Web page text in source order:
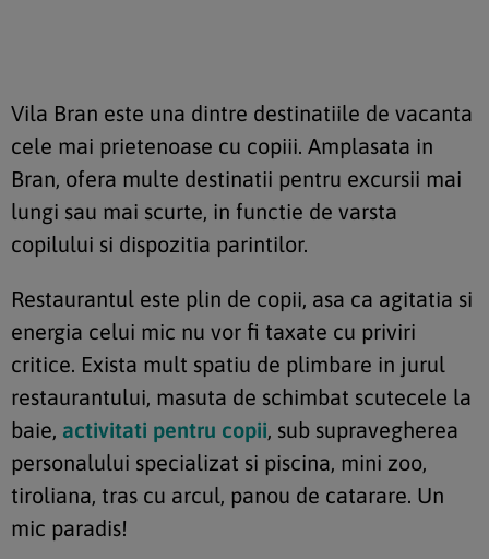
Vila Bran este una dintre destinatiile de vacanta
cele mai prietenoase cu copiii. Amplasata in
Bran, ofera multe destinatii pentru excursii mai
lungi sau mai scurte, in functie de varsta
copilului si dispozitia parintilor.
Restaurantul este plin de copii, asa ca agitatia si
energia celui mic nu vor fi taxate cu priviri
critice. Exista mult spatiu de plimbare in jurul
restaurantului, masuta de schimbat scutecele la
baie, activitati pentru copii , sub supravegherea
personalului specializat si piscina, mini zoo,
tiroliana, tras cu arcul, panou de catarare. Un
mic paradis!